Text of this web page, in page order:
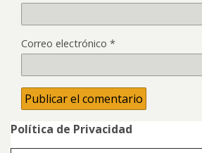
Correo electrónico *
Política de Privacidad